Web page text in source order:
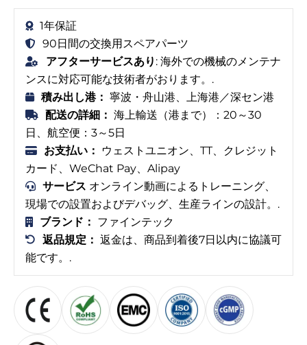
1年保証
90日間の交換用スペアパーツ
アフターサービスあり : 海外での機械のメンテナ
ンスに対応可能な技術者がおります。.
積み出し港： 寧波・舟山港、上海港／深セン港
配送の詳細： 海上輸送（港まで）：20～30
日、航空便：3～5日
お支払い：
ウェストユニオン、TT、クレジット
カード、WeChat Pay、Alipay
サービス オンライン動画によるトレーニング、
現場での設置およびデバッグ、生産ラインの設計。.
ブランド： ファインテック
返品規定： 返金は、商品到着後7日以内に協議可
能です。.